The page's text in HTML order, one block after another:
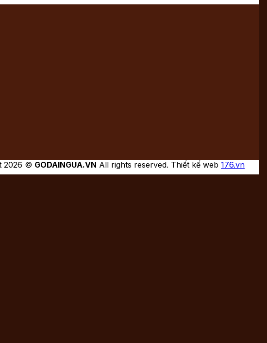
2026 © GODAINGUA.VN All rights reserved. Thiết kế web 176.vn